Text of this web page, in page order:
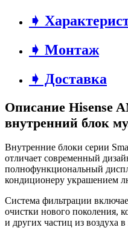
➧
➧ Монтаж
➧ Доставка
Описание Hisense
внутренний блок
Внутренние блоки серии
отличает современный
полнофункциональный
кондиционеру украшением
Система фильтрации
очистки нового поколения,
и других частиц из воздуха